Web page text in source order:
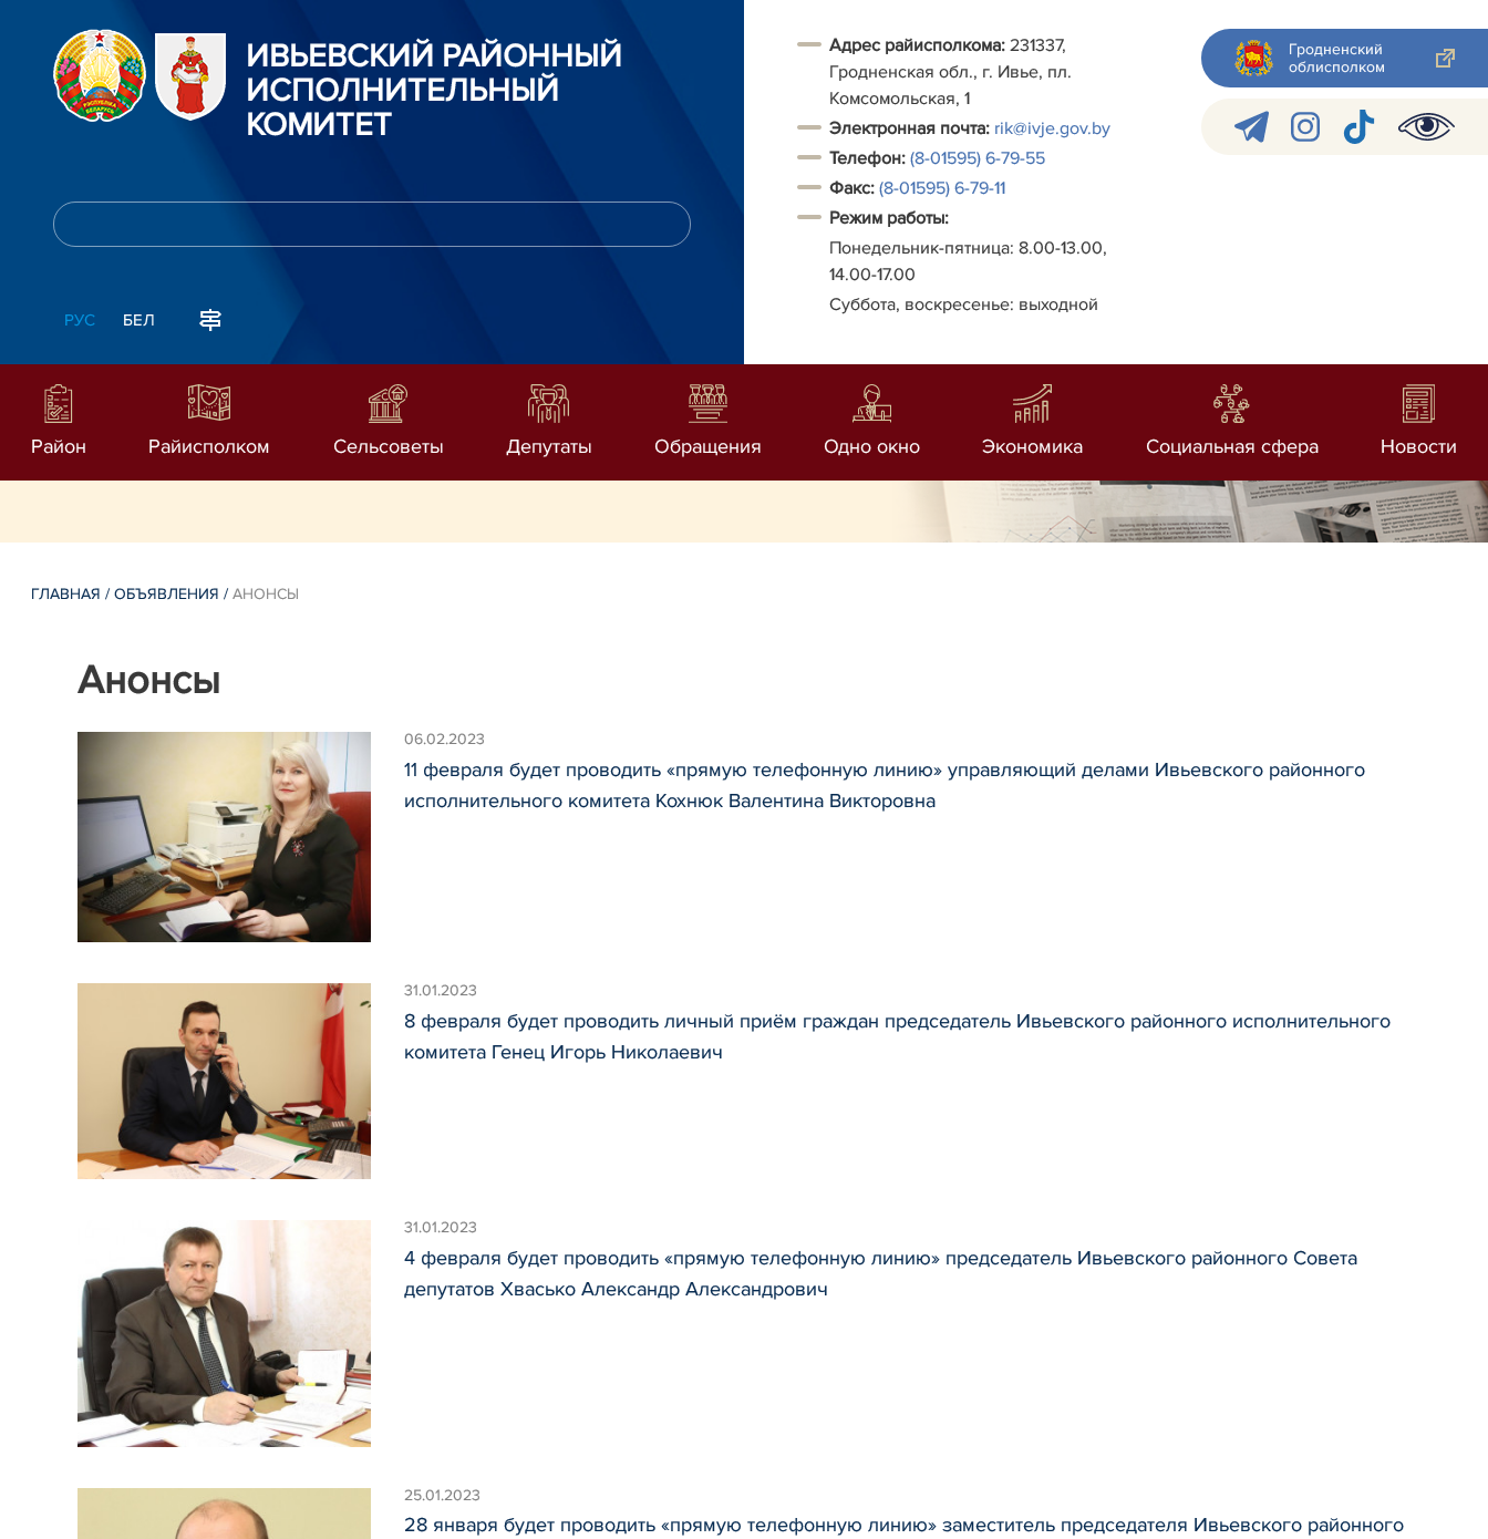
ИВЬЕВСКИЙ РАЙОННЫЙ
ИСПОЛНИТЕЛЬНЫЙ
КОМИТЕТ
РУС БЕЛ
Адрес райисполкома: 231337,
Гродненская обл., г. Ивье, пл.
Комсомольская, 1
Электронная почта: rik@ivje.gov.by
Телефон: (8-01595) 6-79-55
Факс: (8-01595) 6-79-11
Режим работы:
Понедельник-пятница: 8.00-13.00,
14.00-17.00
Суббота, воскресенье: выходной
Гродненский
облисполком
Район Райисполком Сельсоветы Депутаты Обращения Одно окно Экономика Социальная сфера Новости
ГЛАВНАЯ /ОБЪЯВЛЕНИЯ /АНОНСЫ
Анонсы
06.02.2023
11 февраля будет проводить «прямую телефонную линию» управляющий делами Ивьевского районного
исполнительного комитета Кохнюк Валентина Викторовна
31.01.2023
8 февраля будет проводить личный приём граждан председатель Ивьевского районного исполнительного
комитета Генец Игорь Николаевич
31.01.2023
4 февраля будет проводить «прямую телефонную линию» председатель Ивьевского районного Совета
депутатов Хвасько Александр Александрович
25.01.2023
28 января будет проводить «прямую телефонную линию» заместитель председателя Ивьевского районного